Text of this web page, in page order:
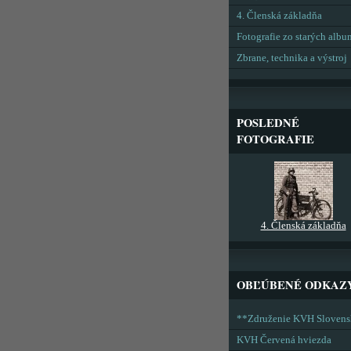
4. Členská základňa
Fotografie zo starých
Zbrane, technika a výstroj
POSLEDNÉ
FOTOGRAFIE
4. Členská základňa
OBĽÚBENÉ
**Združenie KVH
KVH Červená hviezda